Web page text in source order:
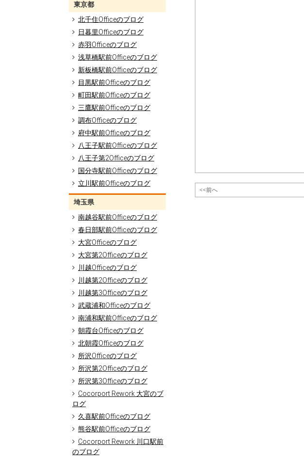
東京都
北千住Officeのブログ
日暮里Officeのブログ
赤羽Officeのブログ
浅草橋駅前Officeのブログ
新板橋駅前Officeのブログ
目黒駅前Officeのブログ
町田駅前Officeのブログ
三鷹駅前Officeのブログ
調布Officeのブログ
府中駅前Officeのブログ
八王子駅前Officeのブログ
八王子第2Officeのブログ
国分寺駅前Officeのブログ
立川駅前Officeのブログ
埼玉県
南越谷駅前Officeのブログ
春日部駅前Officeのブログ
大宮Officeのブログ
大宮第2Officeのブログ
川越Officeのブログ
川越第2Officeのブログ
川越第3Officeのブログ
武蔵浦和Officeのブログ
南浦和駅前Officeのブログ
朝霞台Officeのブログ
北朝霞Officeのブログ
所沢Officeのブログ
所沢第2Officeのブログ
所沢第3Officeのブログ
Cocorport Rework 大宮のブ
ログ
久喜駅前Officeのブログ
熊谷駅前Officeのブログ
Cocorport Rework 川口駅前
のブログ
<<前へ